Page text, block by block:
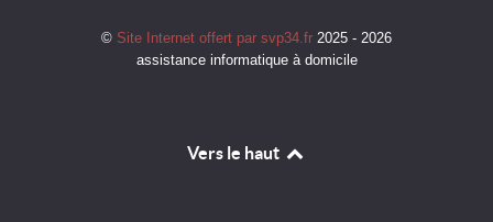
© Site Internet offert par svp34.fr 2025 - 2026
assistance informatique à domicile
Vers le haut